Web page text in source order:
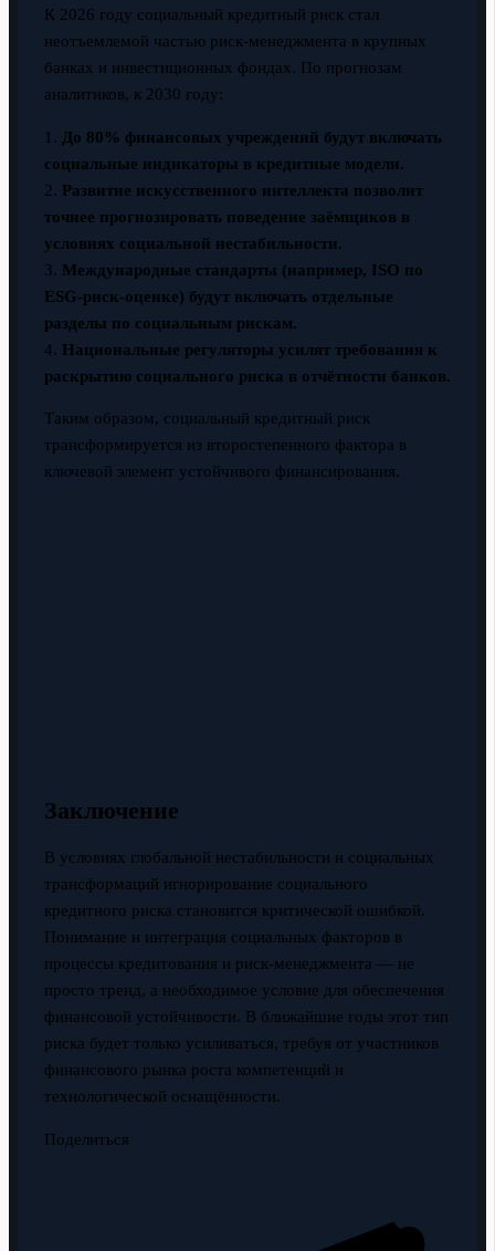
К 2026 году социальный кредитный риск стал
неотъемлемой частью риск-менеджмента в крупных
банках и инвестиционных фондах. По прогнозам
аналитиков, к 2030 году:
1. До 80% финансовых учреждений будут включать
социальные индикаторы в кредитные модели.
2. Развитие искусственного интеллекта позволит
точнее прогнозировать поведение заёмщиков в
условиях социальной нестабильности.
3. Международные стандарты (например, ISO по
ESG-риск-оценке) будут включать отдельные
разделы по социальным рискам.
4. Национальные регуляторы усилят требования к
раскрытию социального риска в отчётности банков.
Таким образом, социальный кредитный риск
трансформируется из второстепенного фактора в
ключевой элемент устойчивого финансирования.
Заключение
В условиях глобальной нестабильности и социальных
трансформаций игнорирование социального
кредитного риска становится критической ошибкой.
Понимание и интеграция социальных факторов в
процессы кредитования и риск-менеджмента — не
просто тренд, а необходимое условие для обеспечения
финансовой устойчивости. В ближайшие годы этот тип
риска будет только усиливаться, требуя от участников
финансового рынка роста компетенций и
технологической оснащённости.
Поделиться